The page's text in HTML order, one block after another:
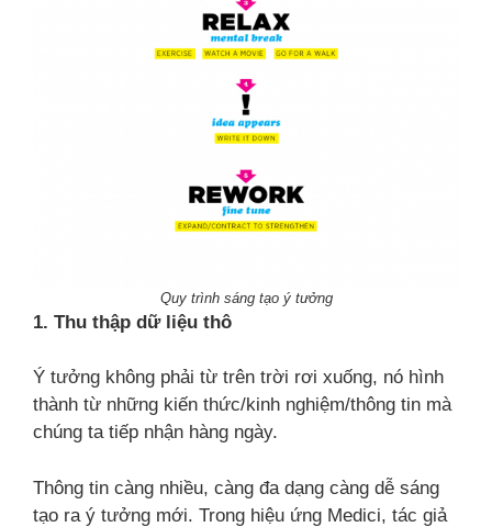
Quy trình sáng tạo ý tưởng
1. Thu thập dữ liệu thô
Ý tưởng không phải từ trên trời rơi xuống, nó hình
thành từ những kiến thức/kinh nghiệm/thông tin mà
chúng ta tiếp nhận hàng ngày.
Thông tin càng nhiều, càng đa dạng càng dễ sáng
tạo ra ý tưởng mới. Trong hiệu ứng Medici, tác giả